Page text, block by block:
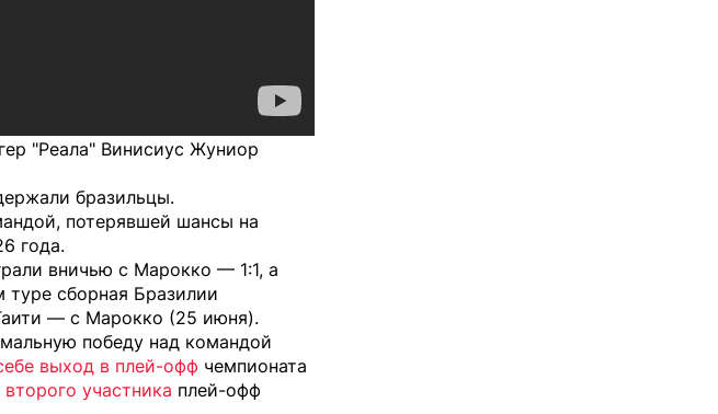
"Реала" Винисиус Жуниор
бразильцы.
потерявшей шансы на
года.
вничью с Марокко — 1:1, а
сборная Бразилии
— с Марокко (25 июня).
победу над командой
выход в плей-офф чемпионата
участника плей-офф